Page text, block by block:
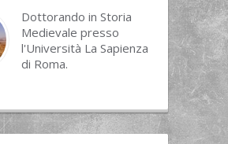
Dottorando in Storia
Medievale presso
l'Università La Sapienza
di Roma.